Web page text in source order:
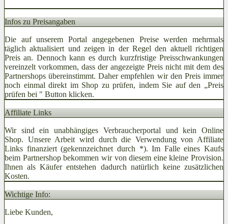
Infos zu Preisangaben
Die auf unserem Portal angegebenen Preise werden mehrmals
täglich aktualisiert und zeigen in der Regel den aktuell richtigen
Preis an. Dennoch kann es durch kurzfristige Preisschwankungen
vereinzelt vorkommen, dass der angezeigte Preis nicht mit dem des
Partnershops übereinstimmt. Daher empfehlen wir den Preis immer
noch einmal direkt im Shop zu prüfen, indem Sie auf den „Preis
prüfen bei " Button klicken.
Affiliate Links
Wir sind ein unabhängiges Verbraucherportal und kein Online
Shop. Unsere Arbeit wird durch die Verwendung von Affiliate
Links finanziert (gekennzeichnet durch *). Im Falle eines Kaufs
beim Partnershop bekommen wir von diesem eine kleine Provision.
Ihnen als Käufer entstehen dadurch natürlich keine zusätzlichen
Kosten.
Wichtige Info:
Liebe Kunden,